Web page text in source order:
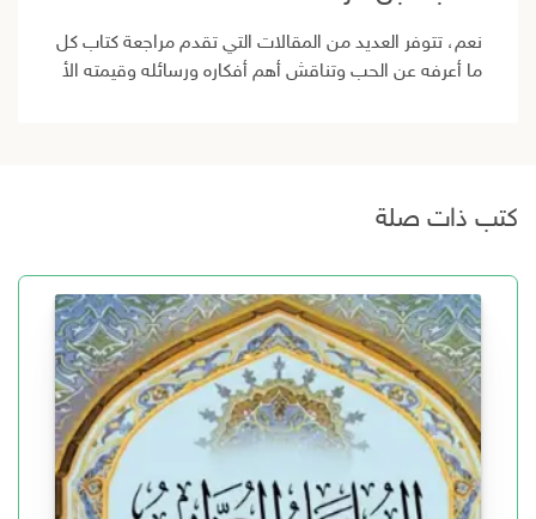
نعم، تتوفر العديد من المقالات التي تقدم مراجعة كتاب كل
ما أعرفه عن الحب وتناقش أهم أفكاره ورسائله وقيمته الأ
كتب ذات صلة